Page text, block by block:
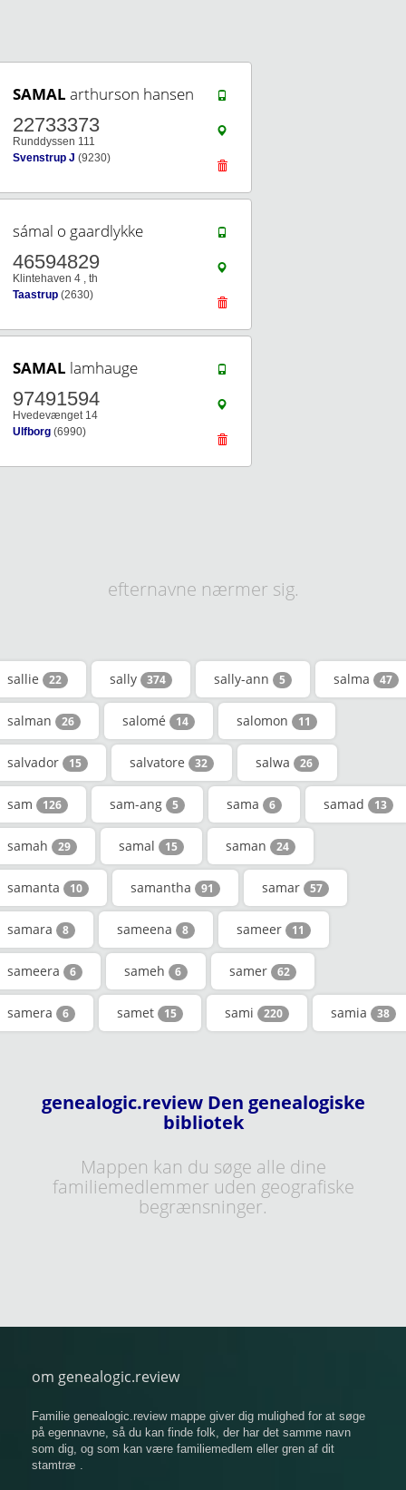
SAMAL arthurson hansen
22733373
Runddyssen 111
Svenstrup J (9230)
sámal o gaardlykke
46594829
Klintehaven 4 , th
Taastrup (2630)
SAMAL lamhauge
97491594
Hvedevænget 14
Ulfborg (6990)
efternavne nærmer sig.
sallie 22 sally 374 sally-ann 5 salma 47
salman 26 salomé 14 salomon 11
salvador 15 salvatore 32 salwa 26
sam 126 sam-ang 5 sama 6 samad 13
samah 29 samal 15 saman 24
samanta 10 samantha 91 samar 57
samara 8 sameena 8 sameer 11
sameera 6 sameh 6 samer 62
samera 6 samet 15 sami 220 samia 38
genealogic.review Den genealogiske
bibliotek
Mappen kan du søge alle dine
familiemedlemmer uden geografiske
begrænsninger.
om genealogic.review
Familie genealogic.review mappe giver dig mulighed for at søge
på egennavne, så du kan finde folk, der har det samme navn
som dig, og som kan være familiemedlem eller gren af ​​dit
stamtræ .